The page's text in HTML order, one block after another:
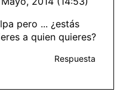
pero ... ¿estás
a quien quieres?
Respuesta